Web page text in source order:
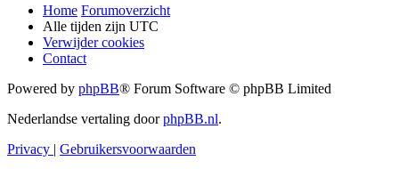
Home Forumoverzicht
Alle tijden zijn UTC
Verwijder cookies
Contact
Powered by phpBB® Forum Software © phpBB Limited
Nederlandse vertaling doorphpBB.nl.
Privacy | Gebruikersvoorwaarden